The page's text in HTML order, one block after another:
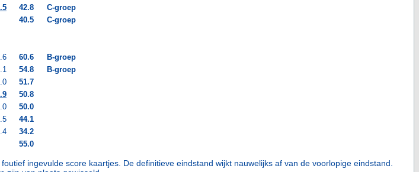
42.8
C-groep
40.5 C-groep
60.6
B-groep
54.8
B-groep
51.7
50.8
50.0
44.1
34.2
55.0
ingevulde score kaartjes. De definitieve eindstand wijkt nauwelijks af van de voorlopige eindstand.